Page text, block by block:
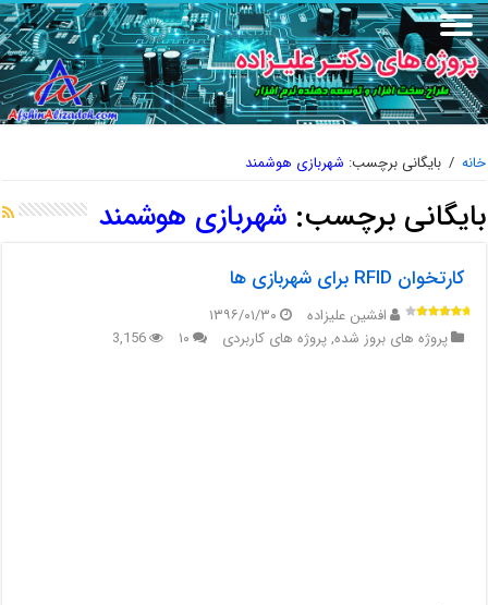
خانه / بایگانی برچسب: شهربازی هوشمند
بایگانی برچسب:شهربازی هوشمند
کارتخوان RFID برای شهربازی ها
افشین علیزاده
۱۳۹۶/۰۱/۳۰
پروژه های بروز شده,پروژه های کاربردی ۱۰ 3,156